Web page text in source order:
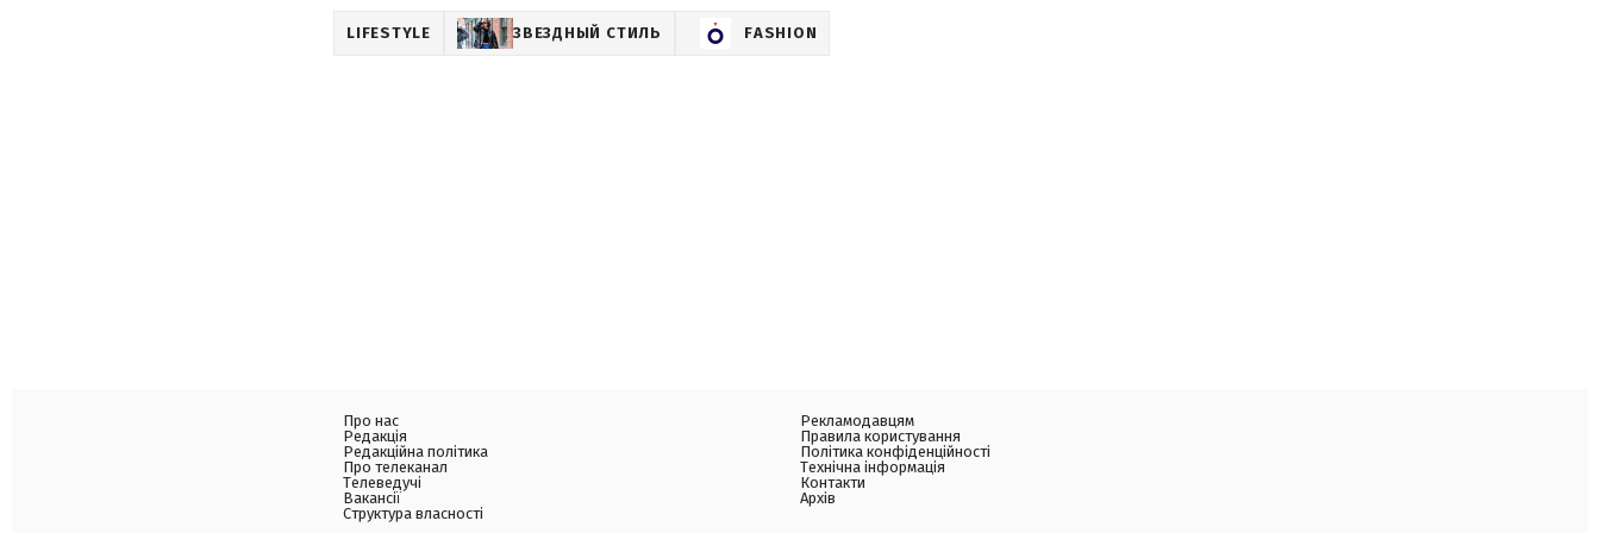
LIFESTYLE ЗВЕЗДНЫЙ СТИЛЬ FASHION
Про нас
Редакція
Редакційна політика
Про телеканал
Телеведучі
Вакансії
Структура власності
Рекламодавцям
Правила користування
Політика конфіденційності
Технічна інформація
Контакти
Архів